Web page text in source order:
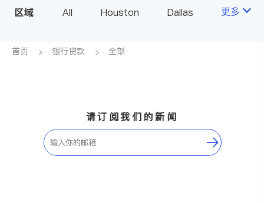
保险理财 房地产租售
银行贷款
非盈利组织
区域 All Houston
Dallas
TX - Other Cities
更多
首页 银行贷款 全部
请订阅我们的新闻